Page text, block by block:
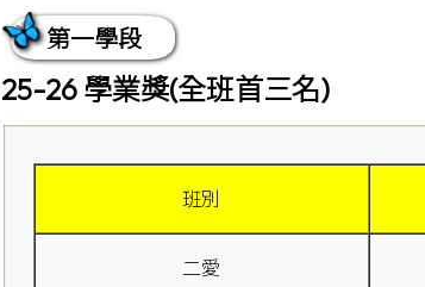
第一學段
25-26 學業獎(全班首三名)
班別
二愛